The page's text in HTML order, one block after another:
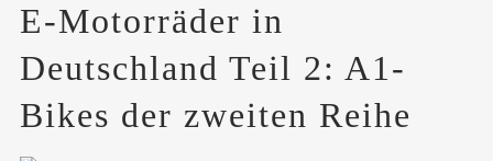
E-Motorräder in
Deutschland Teil 2: A1-
Bikes der zweiten Reihe